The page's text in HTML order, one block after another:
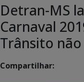
Detran-MS
Carnaval
Trânsito não
Compartilhar: